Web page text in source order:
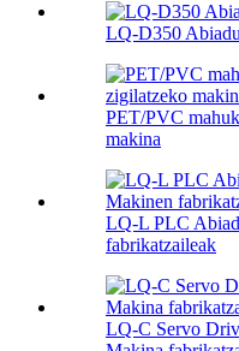
LQ-D350
PET/PVC
makina
LQ-L PLC
fabrikatzaileak
LQ-C Servo